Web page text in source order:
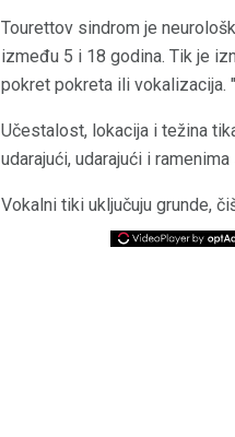
Tourettov sindrom je
između 5 i 18 godina. Tik je
pokret pokreta ili vokalizacija. "
Učestalost, lokacija i težina
udarajući, udarajući i
Vokalni tiki uključuju grunde,